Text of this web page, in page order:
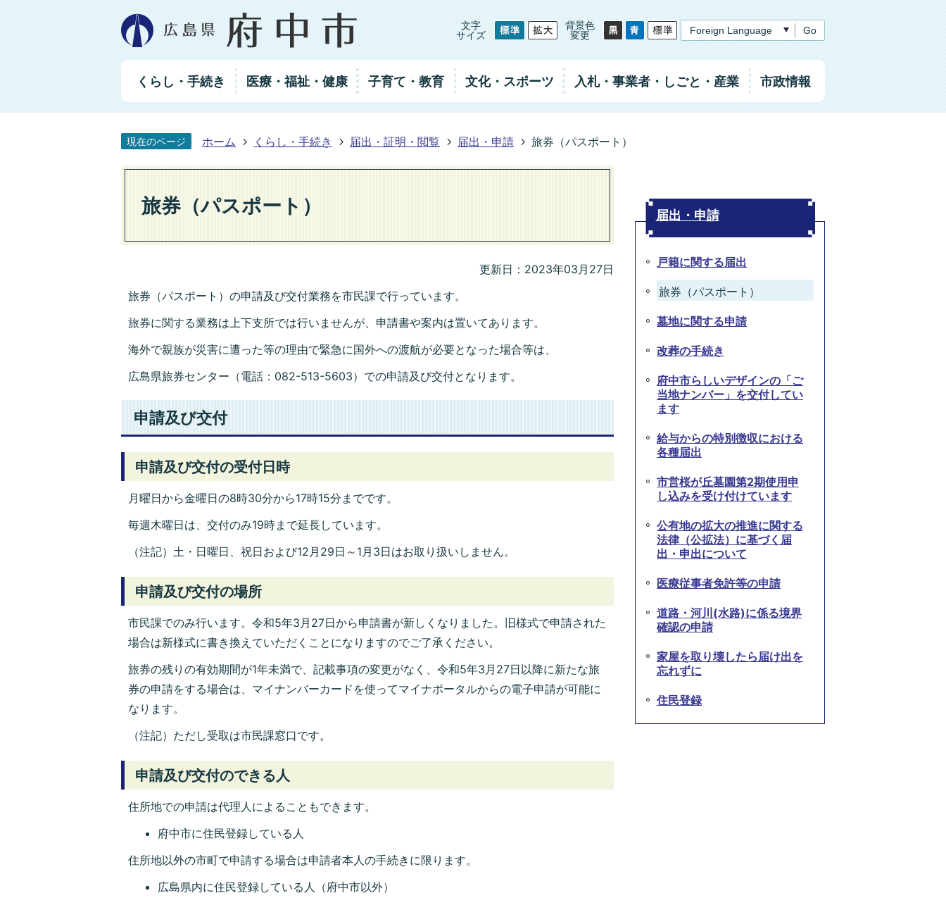
文字
サイズ
背景色
変更
Go
グ
ー
バ
ナ
ン
くらし・手続き 医療・福祉・健康 子育て・教育 文化・スポーツ 入札・事業者 ・しごと ・産業 市政情報
現在のページ ホーム くらし・手続き 届出・証明・閲覧 届出・申請 旅券（パスポート）
旅券（パスポート）
更新日：2023年03月27日
旅券（パスポート）の申請及び交付業務を市民課で行っています。
旅券に関する業務は上下支所では行いませんが、申請書や案内は置いてあります。
海外で親族が災害に遭った等の理由で緊急に国外への渡航が必要となった場合等は、
広島県旅券センター（電話：082-513-5603）での申請及び交付となります。
申請及び交付
申請及び交付の受付日時
月曜日から金曜日の8時30分から17時15分までです。
毎週木曜日は、交付のみ19時まで延長しています。
（注記）土・日曜日、祝日および12月29日～1月3日はお取り扱いしません。
申請及び交付の場所
市民課でのみ行います。令和5年3月27日から申請書が新しくなりました。旧様式で申請された
場合は新様式に書き換えていただくことになりますのでご了承ください。
旅券の残りの有効期間が1年未満で、記載事項の変更がなく、令和5年3月27日以降に新たな旅
券の申請をする場合は、マイナンバーカードを使ってマイナポータルからの電子申請が可能に
なります。
（注記）ただし受取は市民課窓口です。
申請及び交付のできる人
住所地での申請は代理人によることもできます。
府中市に住民登録している人
住所地以外の市町で申請する場合は申請者本人の手続きに限ります。
広島県内に住民登録している人（府中市以外）
届出・申請
戸籍に関する届出
旅券（パスポート）
墓地に関する申請
改葬の手続き
府中市らしいデザインの「ご
当地ナンバー」を交付してい
ます
給与からの特別徴収における
各種届出
市営桜が丘墓園第2期使用申
し込みを受け付けています
公有地の拡大の推進に関する
法律（公拡法）に基づく届
出・申出について
医療従事者免許等の申請
道路・河川(水路)に係る境界
確認の申請
家屋を取り壊したら届け出を
忘れずに
住民登録